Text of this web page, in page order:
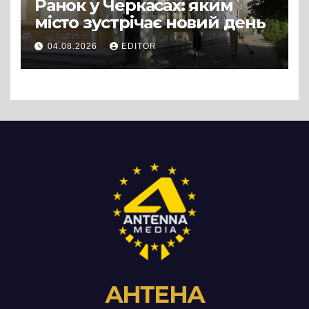
Ранок у Черкасах: яким
місто зустрічає новий день
04.08.2026 EDITOR
АНТЕНА